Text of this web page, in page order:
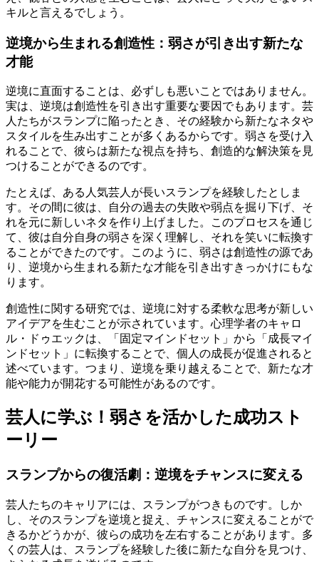
キルと言えるでしょう。
逆境から生まれる創造性：弱さが引き出す新たな
才能
逆境に直面することは、必ずしも悪いことではありません。
実は、逆境は創造性を引き出す重要な要因でもあります。芸
人たちがスランプに陥ったとき、その経験から新たなネタや
スタイルを生み出すことが多くあるからです。弱さを受け入
れることで、彼らは新たな視点を持ち、創造的な解決策を見
つけることができるのです。
たとえば、ある人気芸人が長いスランプを経験したとしま
す。その間に彼は、自分の過去の失敗や弱点を掘り下げ、そ
れを元に新しいネタを作り上げました。このプロセスを通じ
て、彼は自分自身の弱さを深く理解し、それを笑いに転換す
ることができたのです。このように、弱さは創造性の源であ
り、逆境から生まれる新たな才能を引き出すきっかけにもな
ります。
創造性に関する研究では、逆境に対する柔軟な思考が新しい
アイデアを生むことが示されています。心理学者のキャロ
ル・ドゥエックは、「固定マインドセット」から「成長マイ
ンドセット」に転換することで、個人の成長が促進されると
述べています。つまり、逆境を乗り越えることで、新たな才
能や能力が開花する可能性があるのです。
芸人に学ぶ！弱さを活かした成功スト
ーリー
スランプからの復活劇：逆境をチャンスに変える
芸人たちのキャリアには、スランプがつきものです。しか
し、そのスランプを逆境と捉え、チャンスに変えることがで
きるかどうかが、彼らの成功を左右することがあります。多
くの芸人は、スランプを経験した後に新たな自分を見つけ、